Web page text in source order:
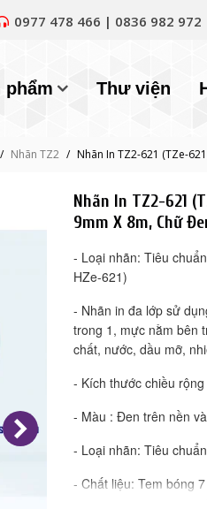
0977 478 466 | 0836 982 972
phẩm Thư viện
/ Nhãn TZ2 / Nhãn In TZ2-621 (TZe-
Nhãn In TZ2-621
9mm X 8m, Chữ
- Loại nhãn: Tiêu
HZe-621)
- Nhãn in đa lớp sử
trong 1, mực nằm bên
chất, nước, dầu mỡ,
- Kích thước chiều
- Màu : Đen trên nền
- Loại nhãn: Tiêu chuẩn
- Chất liệu: Tem bóng